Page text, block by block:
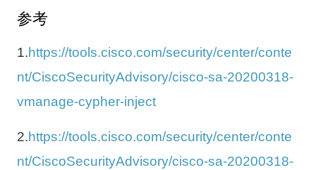
参考
1.https://tools.cisco.com/security/center/conte
nt/CiscoSecurityAdvisory/cisco-sa-20200318-
vmanage-cypher-inject
2.https://tools.cisco.com/security/center/conte
nt/CiscoSecurityAdvisory/cisco-sa-20200318-